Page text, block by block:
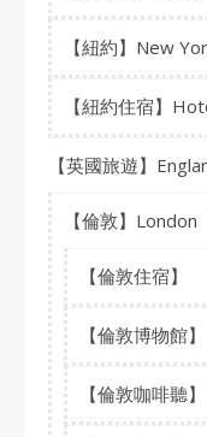
【紐約】New
【紐約住宿】
【英國旅遊】
【倫敦】London
【倫敦住宿】
【倫敦博物館】
【倫敦咖啡聽】